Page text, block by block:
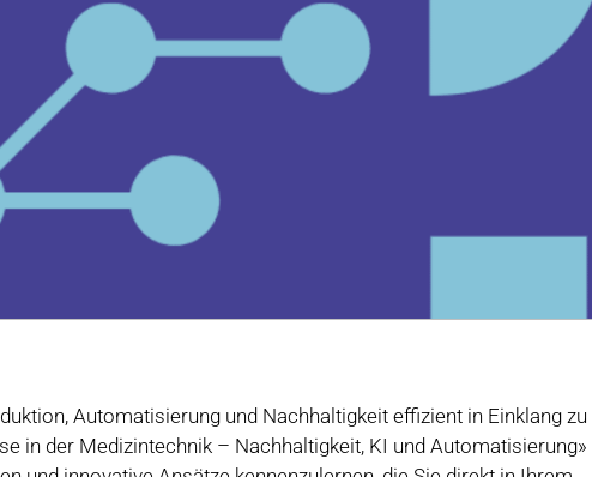
Automatisierung und Nachhaltigkeit effizient in Einklang zu
in der Medizintechnik – Nachhaltigkeit, KI und Automatisierung»